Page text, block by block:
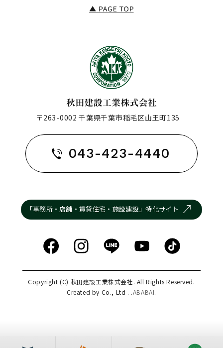
〒263-0002 千葉県千葉市稲毛区山王町135
043-423-4440
「事務所・店舗・賃貸住宅・施設建設」特化サイト
Copyright (C) 秋田建設工業株式会社. All Rights Reserved.
Created by Co., Ltd . .ABABAI.